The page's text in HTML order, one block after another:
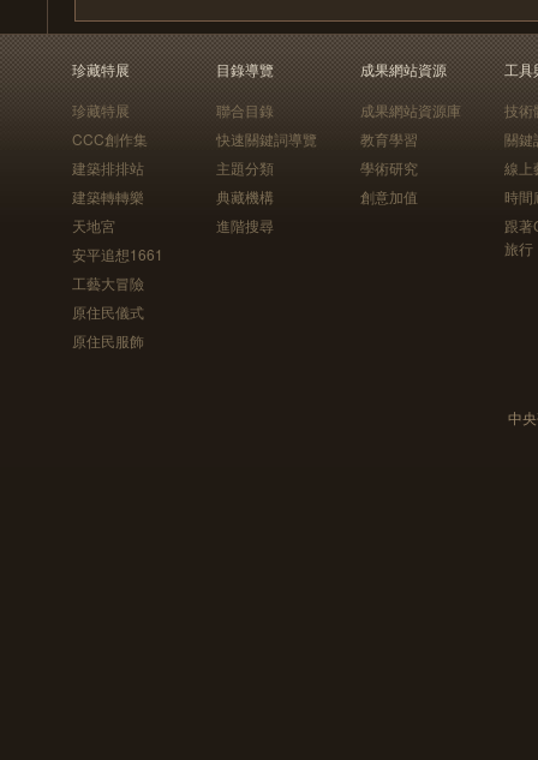
珍藏特展
珍藏特展
CCC創作集
建築排排站
建築轉轉樂
天地宮
安平追想1661
工藝大冒險
原住民儀式
原住民服飾
目錄導覽
聯合目錄
快速關鍵詞導覽
主題分類
典藏機構
進階搜尋
成果網站資源
成果網站資源庫
教育學習
學術研究
創意加值
工具
技術
關鍵
線上
時間
跟
旅行
中